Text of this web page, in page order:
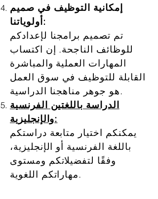
إمكانية التوظيف في صميم
أولوياتنا:
تم تصميم برامجنا لإعدادكم
للوظائف الناجحة. إن اكتساب
المهارات العملية والمباشرة
القابلة للتوظيف في سوق العمل
هو جوهر مناهجنا الدراسية.
الدراسة باللغتين الفرنسية
والإنجليزية:
يمكنكم اختيار متابعة دراستكم
باللغة الفرنسية أو الإنجليزية،
وفقًا لتفضيلاتكم ومستوى
مهاراتكم اللغوية.